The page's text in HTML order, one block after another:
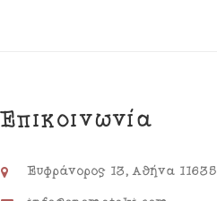
Επικοινωνία
Ευφράνορος 13, Αθήνα 11635